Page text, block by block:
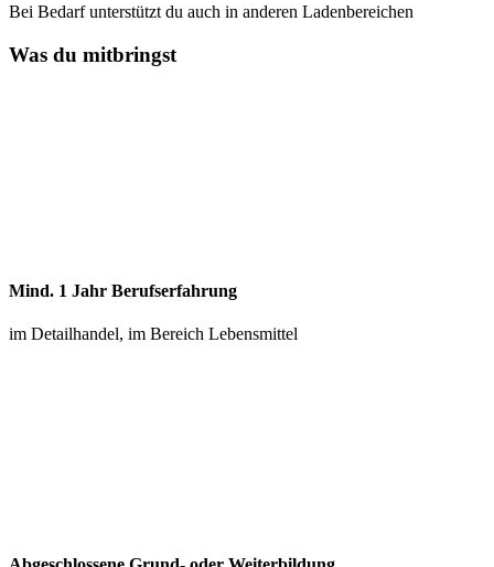
Bei Bedarf unterstützt du auch in anderen Ladenbereichen
Was du mitbringst
Mind. 1 Jahr Berufserfahrung
im Detailhandel, im Bereich Lebensmittel